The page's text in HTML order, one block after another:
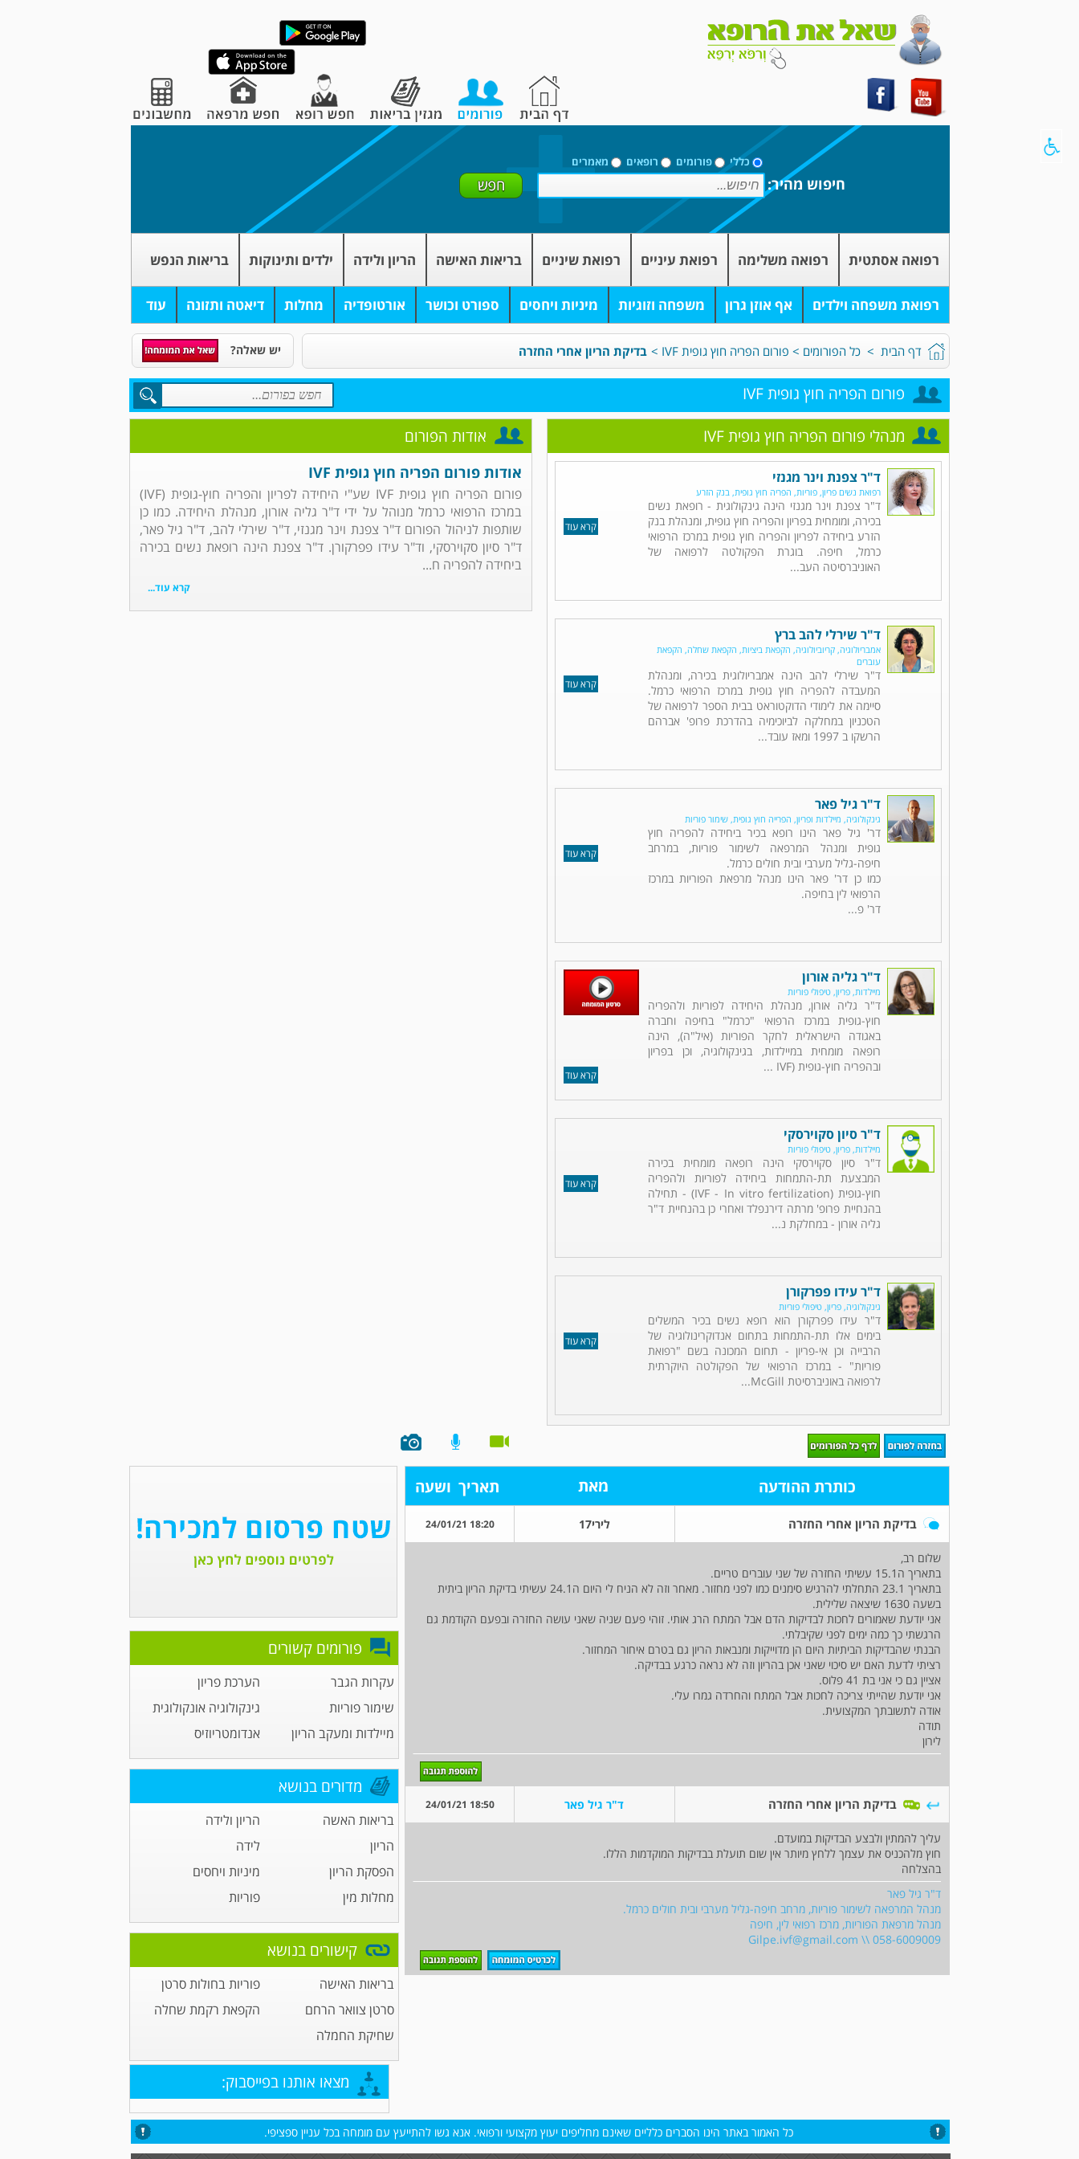
כללי פורומים רופאים מאמרים
חיפוש מהיר:
רפואה אסתטית רפואה משלימה רפואת עיניים רפואת שיניים בריאות האישה הריון ולידה ילדים ותינוקות בריאות הנפש
רפואת משפחה וילדים אף אוזן גרון משפחה וזוגיות מיניות ויחסים ספורט וכושר אורטופדיה מחלות דיאטה ותזונה עוד
דף הבית > כל הפורומים > פורום הפריה חוץ גופית IVF > בדיקת הריון אחרי החזרה יש שאלה?
פורום הפריה חוץ גופית IVF
אודות הפורום
אודות פורום הפריה חוץ גופית IVF
פורום הפריה חוץ גופית IVF שע"י היחידה לפריון והפריה חוץ-גופית (IVF)
במרכז הרפואי כרמל מנוהל על ידי ד"ר גליה אורון, מנהלת היחידה. כמו כן
שותפות לניהול הפורום ד"ר צפנת וינר מגנזי, ד"ר שירלי להב, ד"ר גיל פאר,
ד"ר סיון סקוירסקי, וד"ר עידו פפרקורן. ד"ר צפנת הינה רופאת נשים בכירה
ביחידה להפריה ח...
קרא עוד...
מנהלי פורום הפריה חוץ גופית IVF
קרא עוד
ד"ר צפנת וינר מגנזי
רפואת נשים פריון, פוריות, הפריה חוץ גופית, בנק הזרע
ד"ר צפנת וינר מגנזי הינה גינקולוגית - רופאת נשים
בכירה, ומומחית בפריון והפריה חוץ גופית, ומנהלת בנק
הזרע ביחידה לפריון והפריה חוץ גופית במרכז הרפואי
כרמל, חיפה. בוגרת הפקולטה לרפואה של
האוניברסיטה העב...
קרא עוד
ד"ר שירלי להב ברץ
אמבריולוגיה, קריוביולוגיה, הקפאת ביציות, הקפאת שחלה, הקפאת
עוברים
ד"ר שירלי להב הינה אמבריולוגית בכירה, ומנהלת
המעבדה להפריה חוץ גופית במרכז הרפואי כרמל.
סיימה את לימודי הדוקטוראט בבית הספר לרפואה של
הטכניון במחלקה לביוכימיה בהדרכת פרופ' אברהם
הרשקו ב 1997 ומאז עובד...
קרא עוד
ד"ר גיל פאר
גינקולוגיה, מיילדות ופריון, הפרייה חוץ גופית, שימור פוריות
דר' גיל פאר הינו רופא בכיר ביחידה להפריה חוץ
גופית ומנהל המרפאה לשימור פוריות, במרחב
חיפה-גליל מערבי ובית חולים כרמל.
כמו כן דר' פאר הינו מנהל מרפאת הפוריות במרכז
הרפואי לין בחיפה.
דר' פ...
קרא עוד
ד"ר גליה אורון
מיילדות, פריון, טיפולי פוריות
ד"ר גליה אורון, מנהלת היחידה לפוריות ולהפריה
חוץ-גופית במרכז הרפואי "כרמל" בחיפה וחברה
באגודה הישראלית לחקר הפוריות (איל"ה), הינה
רופאה מומחית במיילדות, בגינקולוגיה, וכן בפריון
ובהפריה חוץ-גופית (IVF ...
קרא עוד
ד"ר סיון סקוירסקי
מיילדות, פריון, טיפולי פוריות
ד"ר סיון סקוירסקי הינה רופאה מומחית בכירה
המבצעת תת-התמחות ביחידה לפוריות ולהפריה
חוץ-גופית (IVF - In vitro fertilization) - תחילה
בהנחיית פרופ' מרתה דירנפלד ואחרי כן בהנחיית ד"ר
גליה אורון - במחלקת נ...
קרא עוד
ד"ר עידו פפרקורן
גינקולוגיה, פריון, טיפולי פוריות
ד"ר עידו פפרקורן הוא רופא נשים בכיר המשלים
בימים אלו תת-התמחות בתחום אנדוקרינולוגיה של
הרבייה וכן אי-פריון - תחום המכונה בשם "רפואת
פוריות" - במרכז הרפואי של הפקולטה היוקרתית
לרפואה באוניברסיטת McGill...
כותרת ההודעה מאת תאריך ושעה
בדיקת הריון אחרי החזרה לירי17 18:20 24/01/21
שלום רב,
בתאריך ה15.1 עשיתי החזרה של שני עוברים טריים.
בתאריך 23.1 התחלתי להרגיש סימנים כמו לפני מחזור. מאחר וזה לא הניח לי היום ה24.1 עשיתי בדיקת הריון ביתית
בשעה 1630 שיצאה שלילית.
אני יודעת שאמורים לחכות לבדיקות הדם אבל המתח הרג אותי. זוהי פעם שניה שאני עושה החזרה ובפעם הקודמת גם
הרגשתי כך כמה ימים לפני שקיבלתי.
הבנתי שהבדיקות הביתיות היום הן מדוייקות ומנבאות הריון גם בטרם איחור המחזור.
רציתי לדעת האם יש סיכוי שאני אכן בהריון וזה לא נראה כרגע בבדיקה.
אציין גם כי אני בת 41 פלוס.
אני יודעת שהייתי צריכה לחכות אבל המתח והחרדה גמרו עלי.
אודה לתשובתך המקצועית.
תודה
לירון
בדיקת הריון אחרי החזרה ד"ר גיל פאר 18:50 24/01/21
עליך להמתין ולבצע הבדיקות במועדם.
חוץ מלהכניס את עצמך ללחץ מיותר אין שום תועלת בבדיקות המוקדמות הללו.
בהצלחה
ד"ר גיל פאר
מנהל המרפאה לשימור פוריות, מרחב חיפה-גליל מערבי ובית חולים כרמל.
מנהל מרפאת הפוריות, מרכז רפואי לין, חיפה
Gilpe.ivf@gmail.com \\ 058-6009009
פורומים קשורים
עקרות הגבר
הערכת פריון
שימור פוריות
גינקולוגיה אונקולוגית
מיילדות ומעקב הריון
אנדומטריוזיס
מדורים בנושא
בריאות האשה
הריון ולידה
הריון
לידה
הפסקת הריון
מיניות ויחסים
מחלות מין
פוריות
קישורים בנושא
בריאות האישה
פוריות בחולות סרטן
סרטן צוואר הרחם
הקפאת רקמת שחלה
שחיקת החמלה
מצאו אותנו בפייסבוק:
כל האמור באתר הינו הסברים כלליים שאינם מחליפים יעוץ מקצועי ורפואי. אנא גשו להתייעץ עם מומחה בכל עניין ספציפי.